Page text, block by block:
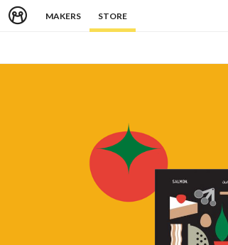
MAKERS STORE